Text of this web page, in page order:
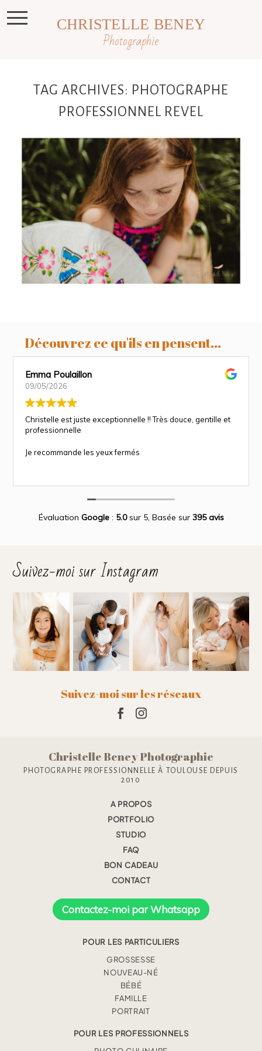
Photographie
CHRISTELLE BENEY
TAG ARCHIVES: PHOTOGRAPHE
PROFESSIONNEL REVEL
Séance photo dans les champs dans
les environs de Toulouse
Découvrez ce qu'ils en pensent...
Emma Poulaillon
09/05/2026
Christelle est juste exceptionnelle !! Très douce, gentille et
professionnelle
Je recommande les yeux fermés
Évaluation Google: 5.0sur 5, Basée sur 395 avis
Suivez-moi sur Instagram
Suivez-moi sur les réseaux
Christelle Beney Photographie
PHOTOGRAPHE PROFESSIONNELLE À TOULOUSE DEPUIS
2010
A PROPOS
PORTFOLIO
STUDIO
FAQ
BON CADEAU
CONTACT
Contactez-moi par Whatsapp
POUR LES PARTICULIERS
GROSSESSE
NOUVEAU-NÉ
BÉBÉ
FAMILLE
PORTRAIT
POUR LES PROFESSIONNELS